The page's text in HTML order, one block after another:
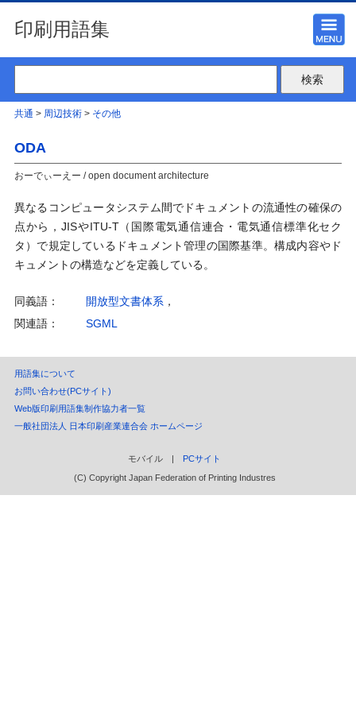
印刷用語集
共通 > 周辺技術> その他
ODA
おーでぃーえー / open document architecture
異なるコンピュータシステム間でドキュメントの流通性の確保の
点から，JISやITU-T（国際電気通信連合・電気通信標準化セク
タ）で規定しているドキュメント管理の国際基準。構成内容やド
キュメントの構造などを定義している。
同義語： 開放型文書体系 ，
関連語：
SGML
用語集について
お問い合わせ(PCサイト)
Web版印刷用語集制作協力者一覧
一般社団法人 日本印刷産業連合会 ホームページ
モバイル | PCサイト
(C) Copyright Japan Federation of Printing Industres